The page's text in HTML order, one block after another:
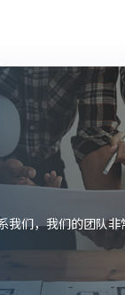
我们，我们的团队